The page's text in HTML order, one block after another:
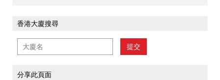
香港大廈搜尋
提交
分享此頁面